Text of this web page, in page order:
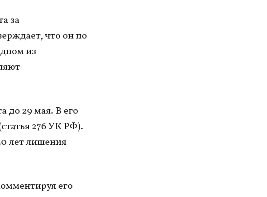
за
что он по
из
до 29 мая. В его
276 УК РФ).
лет лишения
его